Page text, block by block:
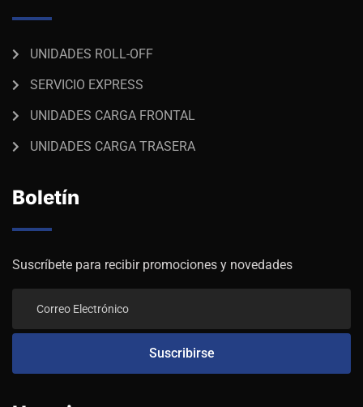
UNIDADES ROLL-OFF
SERVICIO EXPRESS
UNIDADES CARGA FRONTAL
UNIDADES CARGA TRASERA
Boletín
Suscríbete para recibir promociones y novedades